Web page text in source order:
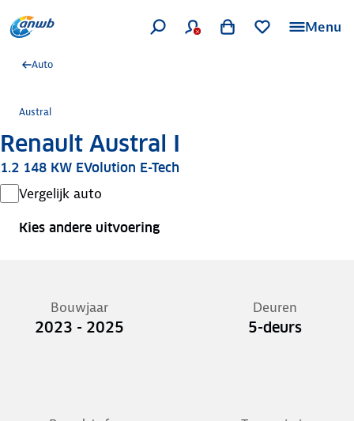
Menu
Auto
Austral
Renault Austral I
1.2 148 KW EVolution E-Tech
Vergelijk auto
Kies andere uitvoering
Bouwjaar
2023 - 2025
Deuren
5-deurs